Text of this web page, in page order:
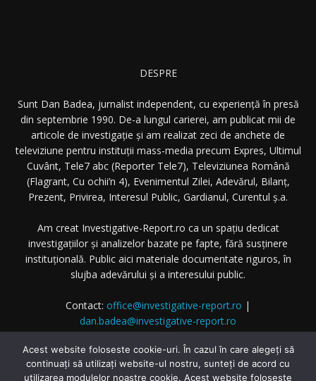
DESPRE
Sunt Dan Badea, jurnalist independent, cu experiență în presă
din septembrie 1990. De-a lungul carierei, am publicat mii de
articole de investigație și am realizat zeci de anchete de
televiziune pentru instituții mass-media precum Expres, Ultimul
Cuvânt, Tele7 abc (Reporter Tele7), Televiziunea Română
(Flagrant, Cu ochii’n 4), Evenimentul Zilei, Adevărul, Bilanț,
Prezent, Privirea, Interesul Public, Gardianul, Curentul ș.a.
Am creat Investigative-Report.ro ca un spațiu dedicat
investigațiilor și analizelor bazate pe fapte, fără susținere
instituțională. Public aici materiale documentate riguros, în
slujba adevărului și a interesului public.
Contact: office@investigative-report.ro |
dan.badea@investigative-report.ro
© 2025 Investigative-Report.ro. Toate drepturile rezervate.
Acest website foloseste cookie-uri. În cazul în care alegeți să
continuați să utilizați website-ul nostru, sunteți de acord cu
utilizarea modulelor noastre cookie. Acest website foloseste